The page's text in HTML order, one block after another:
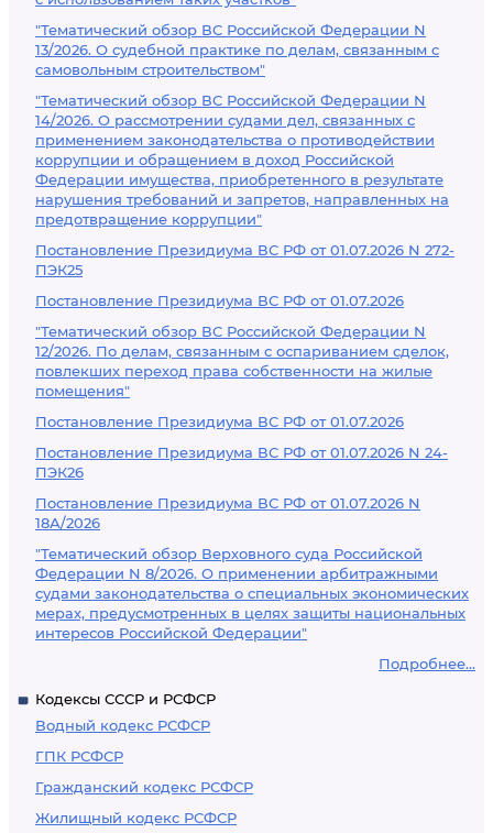
"Тематический обзор ВС Российской Федерации N
13/2026. О судебной практике по делам, связанным с
самовольным строительством"
"Тематический обзор ВС Российской Федерации N
14/2026. О рассмотрении судами дел, связанных с
применением законодательства о противодействии
коррупции и обращением в доход Российской
Федерации имущества, приобретенного в результате
нарушения требований и запретов, направленных на
предотвращение коррупции"
Постановление Президиума ВС РФ от 01.07.2026 N 272-
ПЭК25
Постановление Президиума ВС РФ от 01.07.2026
"Тематический обзор ВС Российской Федерации N
12/2026. По делам, связанным с оспариванием сделок,
повлекших переход права собственности на жилые
помещения"
Постановление Президиума ВС РФ от 01.07.2026
Постановление Президиума ВС РФ от 01.07.2026 N 24-
ПЭК26
Постановление Президиума ВС РФ от 01.07.2026 N
18А/2026
"Тематический обзор Верховного суда Российской
Федерации N 8/2026. О применении арбитражными
судами законодательства о специальных экономических
мерах, предусмотренных в целях защиты национальных
интересов Российской Федерации"
Подробнее...
Кодексы СССР и РСФСР
Водный кодекс РСФСР
ГПК РСФСР
Гражданский кодекс РСФСР
Жилищный кодекс РСФСР